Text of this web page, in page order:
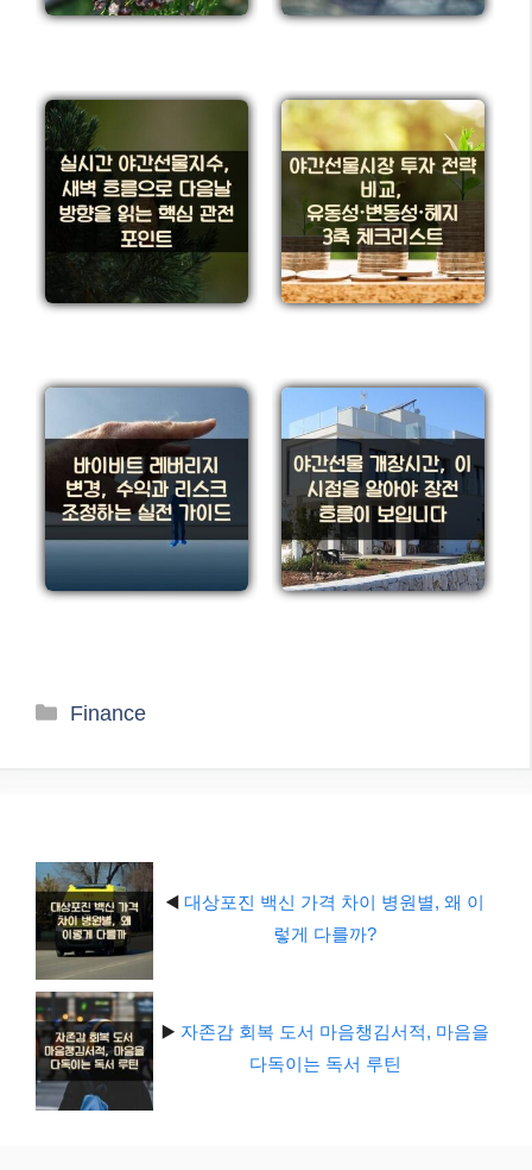
카
Finance
◀️대상포진 백신 가격 차이 병원별, 왜 이
렇게 다를까?
▶️ 자존감 회복 도서 마음챙김서적, 마음을
다독이는 독서 루틴